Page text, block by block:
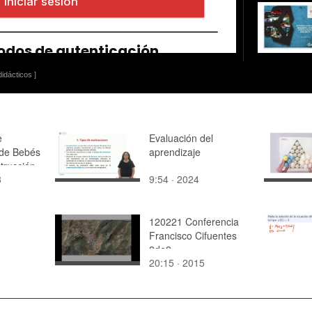
]
Bebés
Evaluación del
aprendizaje
9:54 · 2024
120221 Conferencia
Francisco Cifuentes
2de2
20:15 · 2015